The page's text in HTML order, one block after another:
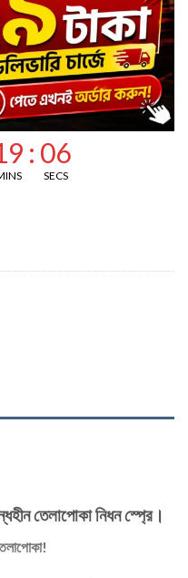
: 05
SECS
নিধন স্প্রে) quantity
তেলাপোকা নিধন স্প্রে।